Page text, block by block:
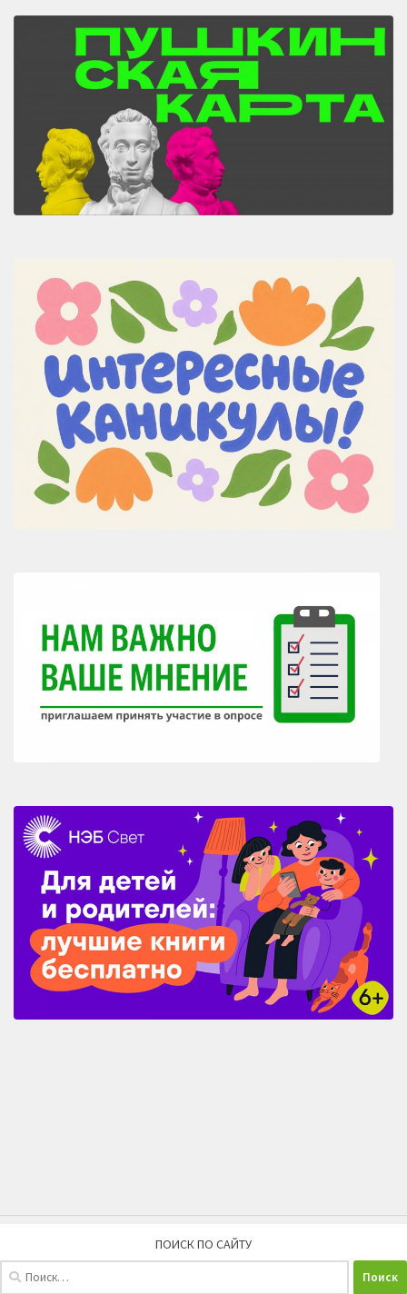
ПОИСК ПО САЙТУ